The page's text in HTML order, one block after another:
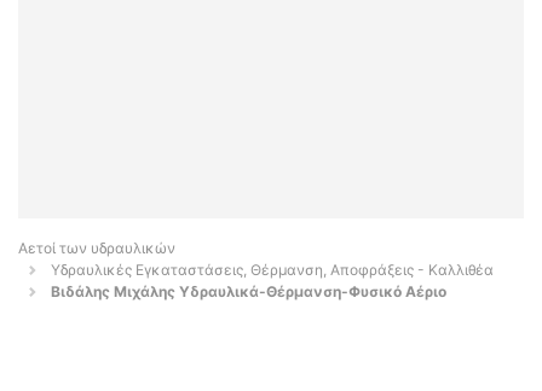
Αετοί των υδραυλικών
Υδραυλικές Εγκαταστάσεις, Θέρμανση, Αποφράξεις - Καλλιθέα
Βιδάλης Μιχάλης Υδραυλικά-Θέρμανση-Φυσικό Αέριο